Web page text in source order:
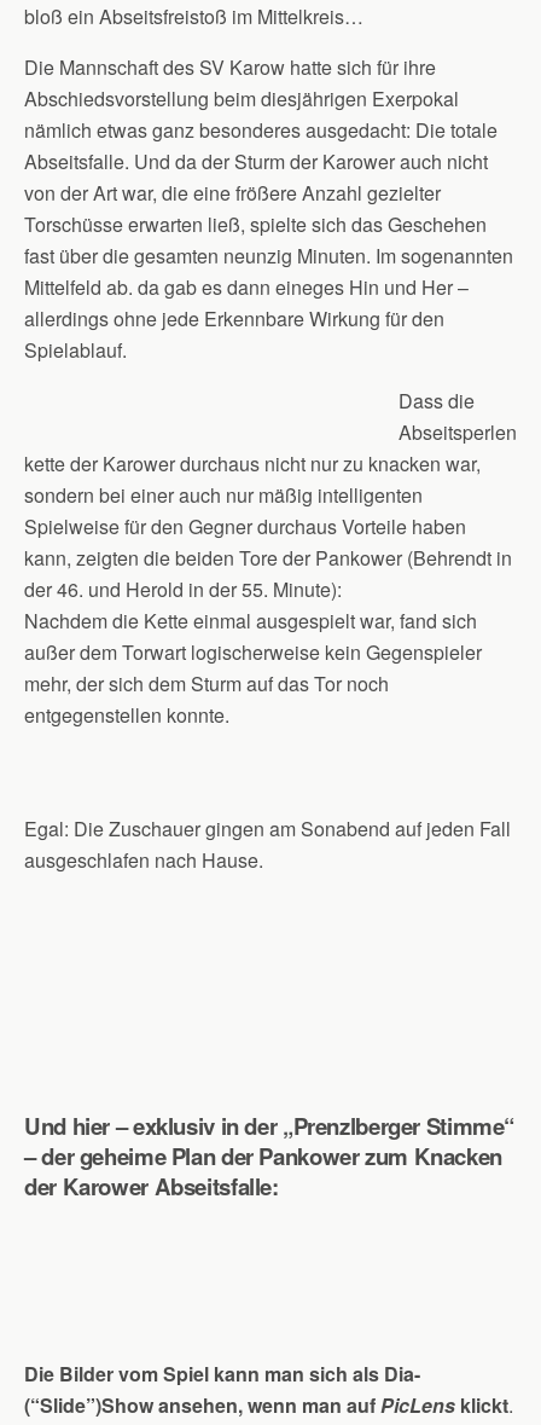
bloß ein Abseitsfreistoß im Mittelkreis…
Die Mannschaft des SV Karow hatte sich für ihre
Abschiedsvorstellung beim diesjährigen Exerpokal
nämlich etwas ganz besonderes ausgedacht: Die totale
Abseitsfalle. Und da der Sturm der Karower auch nicht
von der Art war, die eine frößere Anzahl gezielter
Torschüsse erwarten ließ, spielte sich das Geschehen
fast über die gesamten neunzig Minuten. Im sogenannten
Mittelfeld ab. da gab es dann eineges Hin und Her –
allerdings ohne jede Erkennbare Wirkung für den
Spielablauf.
Dass die
Abseitsperlen
kette der Karower durchaus nicht nur zu knacken war,
sondern bei einer auch nur mäßig intelligenten
Spielweise für den Gegner durchaus Vorteile haben
kann, zeigten die beiden Tore der Pankower (Behrendt in
der 46. und Herold in der 55. Minute):
Nachdem die Kette einmal ausgespielt war, fand sich
außer dem Torwart logischerweise kein Gegenspieler
mehr, der sich dem Sturm auf das Tor noch
entgegenstellen konnte.
Egal: Die Zuschauer gingen am Sonabend auf jeden Fall
ausgeschlafen nach Hause.
Und hier – exklusiv in der „Prenzlberger Stimme“
– der geheime Plan der Pankower zum Knacken
der Karower Abseitsfalle:
Die Bilder vom Spiel kann man sich als Dia-
(“Slide”)Show ansehen, wenn man aufPicLens klickt.